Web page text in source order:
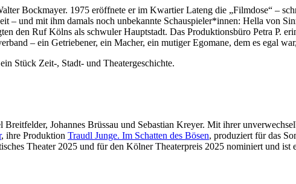
Bockmayer. 1975 eröffnete er im Kwartier Lateng die „Filmdose“ –
– und mit ihm damals noch unbekannte Schauspieler*innen: Hella von
den Ruf Kölns als schwuler Hauptstadt. Das Produktionsbüro Petra P.
– ein Getriebener, ein Macher, ein mutiger Egomane, dem es egal
Zeit-, Stadt- und Theatergeschichte.
Johannes Brüssau und Sebastian Kreyer. Mit ihrer
, ihre Produktion Traudl Junge. Im Schatten des Bösen, produziert für das
Theater 2025 und für den Kölner Theaterpreis 2025 nominiert und ist